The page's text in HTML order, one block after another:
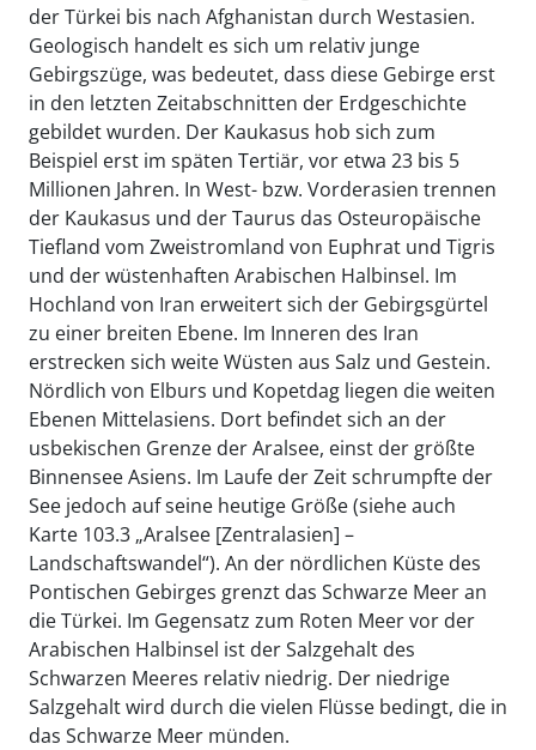
der Türkei bis nach Afghanistan durch Westasien.
Geologisch handelt es sich um relativ junge
Gebirgszüge, was bedeutet, dass diese Gebirge erst
in den letzten Zeitabschnitten der Erdgeschichte
gebildet wurden. Der Kaukasus hob sich zum
Beispiel erst im späten Tertiär, vor etwa 23 bis 5
Millionen Jahren. In West- bzw. Vorderasien trennen
der Kaukasus und der Taurus das Osteuropäische
Tiefland vom Zweistromland von Euphrat und Tigris
und der wüstenhaften Arabischen Halbinsel. Im
Hochland von Iran erweitert sich der Gebirgsgürtel
zu einer breiten Ebene. Im Inneren des Iran
erstrecken sich weite Wüsten aus Salz und Gestein.
Nördlich von Elburs und Kopetdag liegen die weiten
Ebenen Mittelasiens. Dort befindet sich an der
usbekischen Grenze der Aralsee, einst der größte
Binnensee Asiens. Im Laufe der Zeit schrumpfte der
See jedoch auf seine heutige Größe (siehe auch
Karte 103.3 „Aralsee [Zentralasien] –
Landschaftswandel“). An der nördlichen Küste des
Pontischen Gebirges grenzt das Schwarze Meer an
die Türkei. Im Gegensatz zum Roten Meer vor der
Arabischen Halbinsel ist der Salzgehalt des
Schwarzen Meeres relativ niedrig. Der niedrige
Salzgehalt wird durch die vielen Flüsse bedingt, die in
das Schwarze Meer münden.